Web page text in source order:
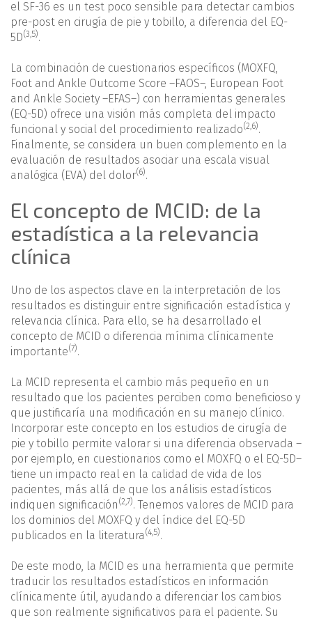
el SF-36 es un test poco sensible para detectar cambios
pre-post en cirugía de pie y tobillo, a diferencia del EQ-
5D(3,5).
La combinación de cuestionarios específicos (MOXFQ,
Foot and Ankle Outcome Score –FAOS–, European Foot
and Ankle Society –EFAS–) con herramientas generales
(EQ-5D) ofrece una visión más completa del impacto
funcional y social del procedimiento realizado(2,6).
Finalmente, se considera un buen complemento en la
evaluación de resultados asociar una escala visual
analógica (EVA) del dolor(6).
El concepto de MCID: de la
estadística a la relevancia
clínica
Uno de los aspectos clave en la interpretación de los
resultados es distinguir entre significación estadística y
relevancia clínica. Para ello, se ha desarrollado el
concepto de MCID o diferencia mínima clínicamente
importante(7).
La MCID representa el cambio más pequeño en un
resultado que los pacientes perciben como beneficioso y
que justificaría una modificación en su manejo clínico.
Incorporar este concepto en los estudios de cirugía de
pie y tobillo permite valorar si una diferencia observada –
por ejemplo, en cuestionarios como el MOXFQ o el EQ-5D–
tiene un impacto real en la calidad de vida de los
pacientes, más allá de que los análisis estadísticos
indiquen significación (2,7). Tenemos valores de MCID para
los dominios del MOXFQ y del índice del EQ-5D
publicados en la literatura(4,5).
De este modo, la MCID es una herramienta que permite
traducir los resultados estadísticos en información
clínicamente útil, ayudando a diferenciar los cambios
que son realmente significativos para el paciente. Su